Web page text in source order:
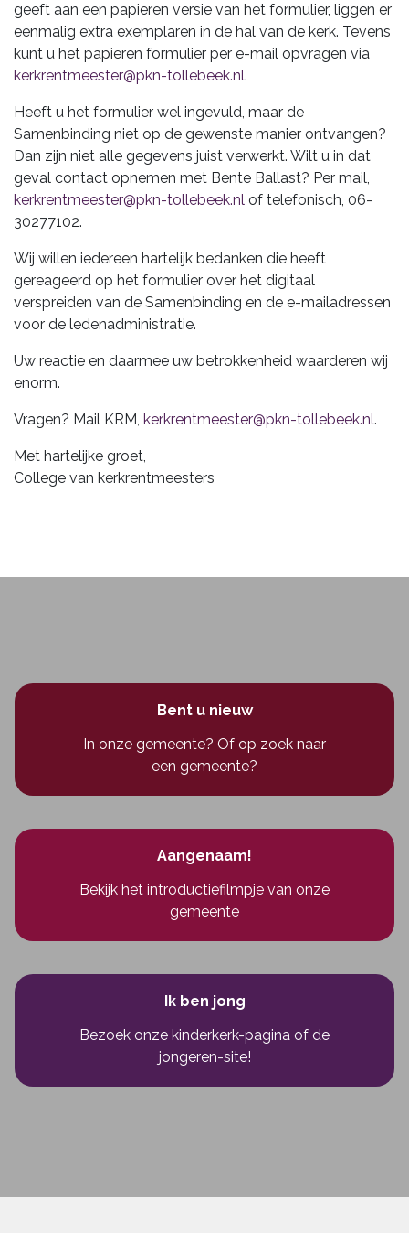
geeft aan een papieren versie van het formulier, liggen er
eenmalig extra exemplaren in de hal van de kerk. Tevens
kunt u het papieren formulier per e-mail opvragen via
kerkrentmeester@pkn-tollebeek.nl.
Heeft u het formulier wel ingevuld, maar de
Samenbinding niet op de gewenste manier ontvangen?
Dan zijn niet alle gegevens juist verwerkt. Wilt u in dat
geval contact opnemen met Bente Ballast? Per mail,
kerkrentmeester@pkn-tollebeek.nl of telefonisch, 06-
30277102.
Wij willen iedereen hartelijk bedanken die heeft
gereageerd op het formulier over het digitaal
verspreiden van de Samenbinding en de e-mailadressen
voor de ledenadministratie.
Uw reactie en daarmee uw betrokkenheid waarderen wij
enorm.
Vragen? Mail KRM, kerkrentmeester@pkn-tollebeek.nl.
Met hartelijke groet,
College van kerkrentmeesters
Bent u nieuw
In onze gemeente? Of op zoek naar
een gemeente?
Aangenaam!
Bekijk het introductiefilmpje van onze
gemeente
Ik ben jong
Bezoek onze kinderkerk-pagina of de
jongeren-site!